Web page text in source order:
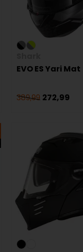
EVO ES Yari Mat
389,99 272,99